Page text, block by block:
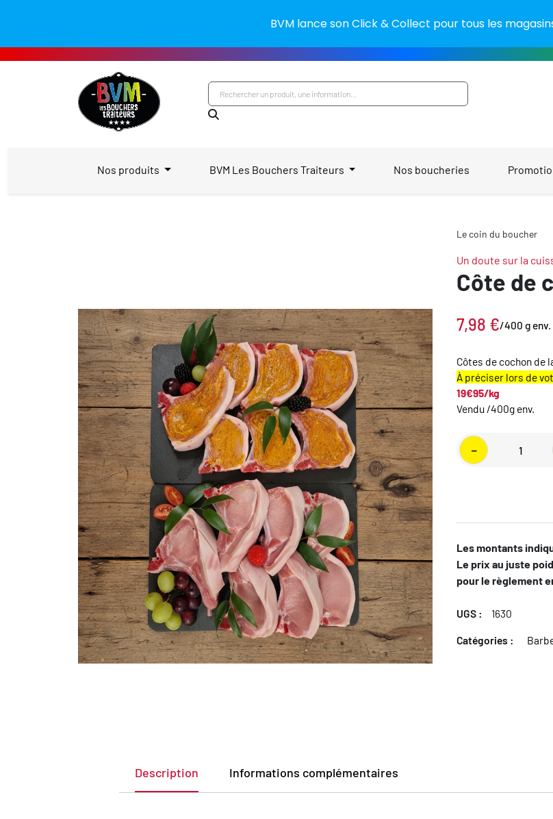
Nos produits BVM Les Bouchers Traiteurs Nos boucheries
Le coin du boucher
Côte de
7,98 €/400 g env.
Côtes de cochon de
À préciser lors de
19€95/kg
Vendu /400g env.
Un doute sur la
-
quantité
de
de
Les montants
Le prix au juste
pour le règlement
UGS : 1630
Catégories :
Description Informations complémentaires
BVM lance son Click & Collect pour tous les